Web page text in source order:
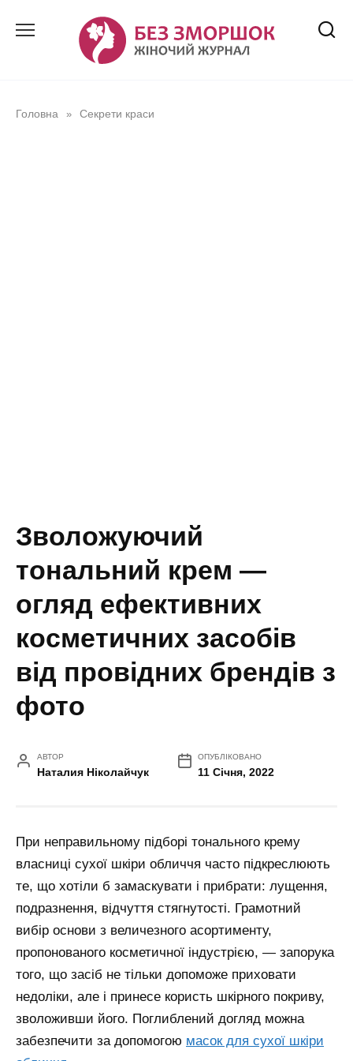
Головна » Секрети краси
Зволожуючий
тональний крем —
огляд ефективних
косметичних засобів
від провідних брендів з
фото
АВТОР
Наталия Ніколайчук
ОПУБЛІКОВАНО
11 Січня, 2022
При неправильному підборі тонального крему
власниці сухої шкіри обличчя часто підкреслюють
те, що хотіли б замаскувати і прибрати: лущення,
подразнення, відчуття стягнутості. Грамотний
вибір основи з величезного асортименту,
пропонованого косметичної індустрією, — запорука
того, що засіб не тільки допоможе приховати
недоліки, але і принесе користь шкірного покриву,
зволоживши його. Поглиблений догляд можна
забезпечити за допомогою масок для сухої шкіри